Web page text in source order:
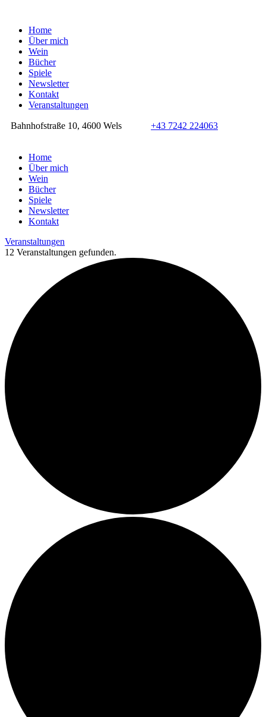
Home
Über mich
Wein
Bücher
Spiele
Newsletter
Kontakt
Veranstaltungen
Bahnhofstraße 10, 4600 Wels +43 7242 224063
Home
Über mich
Wein
Bücher
Spiele
Newsletter
Kontakt
Veranstaltungen
12 Veranstaltungen gefunden.